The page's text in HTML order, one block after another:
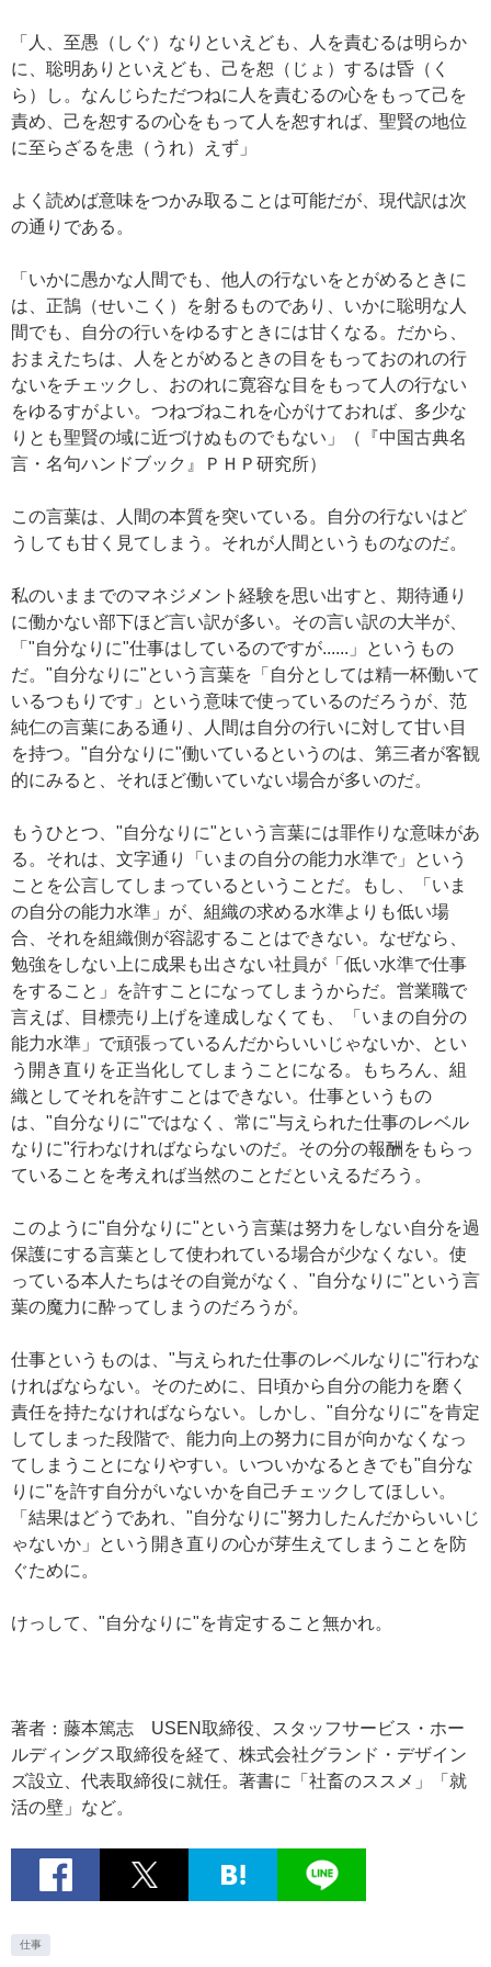
「人、至愚（しぐ）なりといえども、人を責むるは明らか
に、聡明ありといえども、己を恕（じょ）するは昏（く
ら）し。なんじらただつねに人を責むるの心をもって己を
責め、己を恕するの心をもって人を恕すれば、聖賢の地位
に至らざるを患（うれ）えず」
よく読めば意味をつかみ取ることは可能だが、現代訳は次
の通りである。
「いかに愚かな人間でも、他人の行ないをとがめるときに
は、正鵠（せいこく）を射るものであり、いかに聡明な人
間でも、自分の行いをゆるすときには甘くなる。だから、
おまえたちは、人をとがめるときの目をもっておのれの行
ないをチェックし、おのれに寛容な目をもって人の行ない
をゆるすがよい。つねづねこれを心がけておれば、多少な
りとも聖賢の域に近づけぬものでもない」（『中国古典名
言・名句ハンドブック』ＰＨＰ研究所）
この言葉は、人間の本質を突いている。自分の行ないはど
うしても甘く見てしまう。それが人間というものなのだ。
私のいままでのマネジメント経験を思い出すと、期待通り
に働かない部下ほど言い訳が多い。その言い訳の大半が、
「"自分なりに"仕事はしているのですが......」というもの
だ。"自分なりに"という言葉を「自分としては精一杯働いて
いるつもりです」という意味で使っているのだろうが、范
純仁の言葉にある通り、人間は自分の行いに対して甘い目
を持つ。"自分なりに"働いているというのは、第三者が客観
的にみると、それほど働いていない場合が多いのだ。
もうひとつ、"自分なりに"という言葉には罪作りな意味があ
る。それは、文字通り「いまの自分の能力水準で」という
ことを公言してしまっているということだ。もし、「いま
の自分の能力水準」が、組織の求める水準よりも低い場
合、それを組織側が容認することはできない。なぜなら、
勉強をしない上に成果も出さない社員が「低い水準で仕事
をすること」を許すことになってしまうからだ。営業職で
言えば、目標売り上げを達成しなくても、「いまの自分の
能力水準」で頑張っているんだからいいじゃないか、とい
う開き直りを正当化してしまうことになる。もちろん、組
織としてそれを許すことはできない。仕事というもの
は、"自分なりに"ではなく、常に"与えられた仕事のレベル
なりに"行わなければならないのだ。その分の報酬をもらっ
ていることを考えれば当然のことだといえるだろう。
このように"自分なりに"という言葉は努力をしない自分を過
保護にする言葉として使われている場合が少なくない。使
っている本人たちはその自覚がなく、"自分なりに"という言
葉の魔力に酔ってしまうのだろうが。
仕事というものは、"与えられた仕事のレベルなりに"行わな
ければならない。そのために、日頃から自分の能力を磨く
責任を持たなければならない。しかし、"自分なりに"を肯定
してしまった段階で、能力向上の努力に目が向かなくなっ
てしまうことになりやすい。いついかなるときでも"自分な
りに"を許す自分がいないかを自己チェックしてほしい。
「結果はどうであれ、"自分なりに"努力したんだからいいじ
ゃないか」という開き直りの心が芽生えてしまうことを防
ぐために。
けっして、"自分なりに"を肯定すること無かれ。
著者：藤本篤志 USEN取締役、スタッフサービス・ホー
ルディングス取締役を経て、株式会社グランド・デザイン
ズ設立、代表取締役に就任。著書に「社畜のススメ」「就
活の壁」など。
仕事